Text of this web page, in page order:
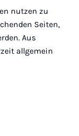
nutzen zu
Seiten,
Aus
allgemein